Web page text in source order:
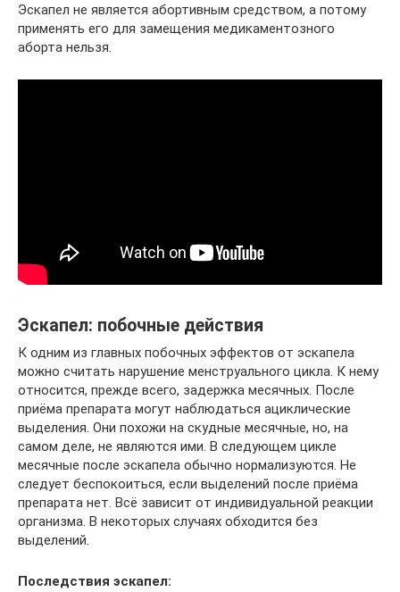
Эскапел не является абортивным средством, а потому
применять его для замещения медикаментозного
аборта нельзя.
Эскапел: побочные действия
К одним из главных побочных эффектов от эскапела
можно считать нарушение менструального цикла. К нему
относится, прежде всего, задержка месячных. После
приёма препарата могут наблюдаться ациклические
выделения. Они похожи на скудные месячные, но, на
самом деле, не являются ими. В следующем цикле
месячные после эскапела обычно нормализуются. Не
следует беспокоиться, если выделений после приёма
препарата нет. Всё зависит от индивидуальной реакции
организма. В некоторых случаях обходится без
выделений.
Последствия эскапел: